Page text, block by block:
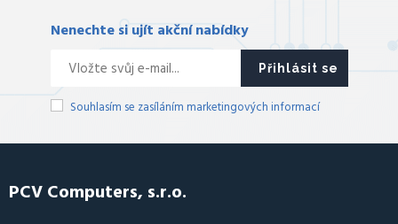
Nenechte si ujít akční nabídky
Přihlásit se
Souhlasím se zasíláním marketingových informací
PCV Computers, s.r.o.